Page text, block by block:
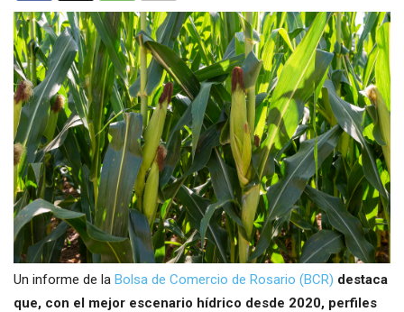
Un informe de la Bolsa de Comercio de Rosario (BCR) destaca
que, con el mejor escenario hídrico desde 2020, perfiles